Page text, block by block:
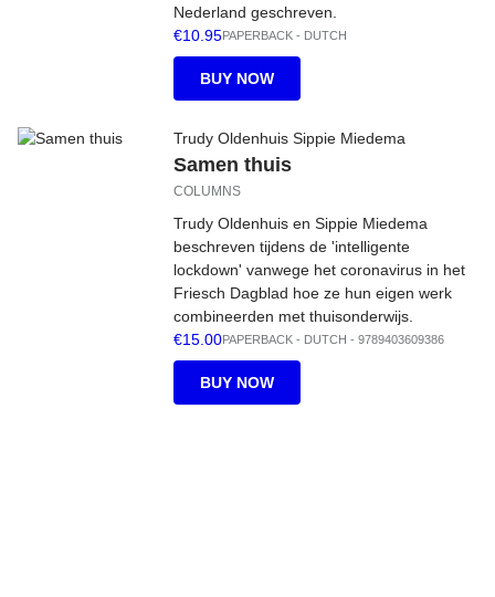
Nederland geschreven.
€10.95PAPERBACK - DUTCH
BUY NOW
Trudy Oldenhuis Sippie Miedema
Samen thuis
COLUMNS
Trudy Oldenhuis en Sippie Miedema
beschreven tijdens de 'intelligente
lockdown' vanwege het coronavirus in het
Friesch Dagblad hoe ze hun eigen werk
combineerden met thuisonderwijs.
€15.00PAPERBACK - DUTCH - 9789403609386
BUY NOW